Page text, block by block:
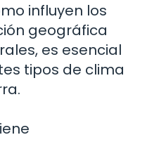
influyen los
geográfica
es esencial
tipos de clima